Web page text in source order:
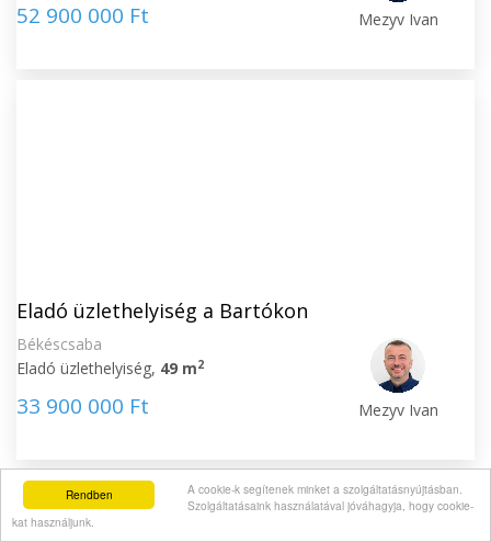
Rendben
A cookie-k segítenek minket a szolgáltatásnyújtásban.
Szolgáltatásaink használatával jóváhagyja, hogy cookie-
kat használjunk.
52 900 000 Ft Mezyv Ivan
Eladó üzlethelyiség a Bartókon
Békéscsaba
Eladó üzlethelyiség, 49 m2
33 900 000 Ft Mezyv Ivan